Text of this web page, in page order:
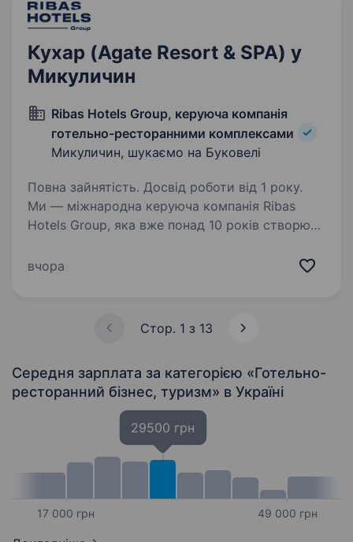
Кухар (Agate Resort & SPA) у
Микуличин
Ribas Hotels Group, керуюча компанія
готельно-ресторанними комплексами
Микуличин, шукаємо на Буковелі
Повна зайнятість. Досвід роботи від 1 року.
Ми — міжнародна керуюча компанія Ribas
Hotels Group, яка вже понад 10 років створює
життя. Запрошуємо до нашої команди Кухаря
вчора
Стор. 1 з 13
Середня зарплата за категорією «Готельно-
ресторанний бізнес, туризм» в Україні
17 000 грн
29500 грн
49 000 грн